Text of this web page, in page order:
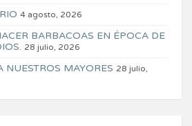
4 agosto, 2026
BARBACOAS EN ÉPOCA DE
28 julio, 2026
NUESTROS MAYORES 28 julio,